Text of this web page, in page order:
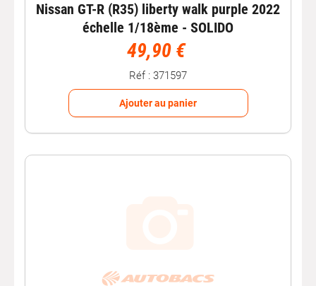
Nissan GT-R (R35) liberty walk purple 2022
échelle 1/18ème - SOLIDO
49,90 €
Réf : 371597
Ajouter au panier